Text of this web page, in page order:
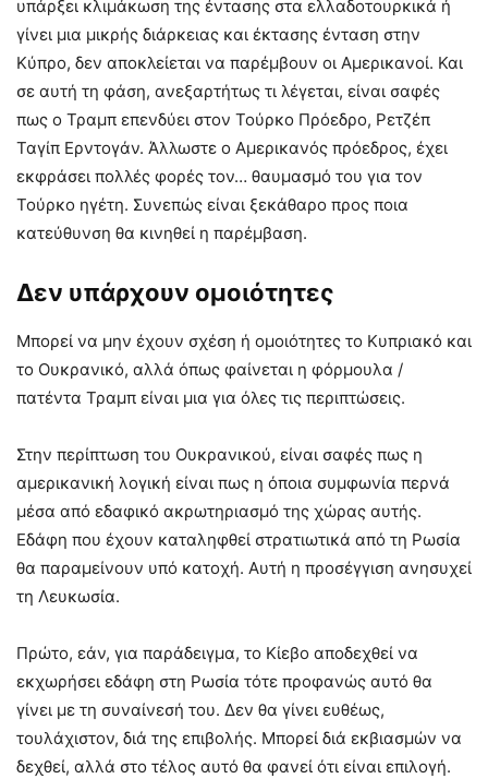
υπάρξει κλιμάκωση της έντασης στα ελλαδοτουρκικά ή
γίνει μια μικρής διάρκειας και έκτασης ένταση στην
Κύπρο, δεν αποκλείεται να παρέμβουν οι Αμερικανοί. Και
σε αυτή τη φάση, ανεξαρτήτως τι λέγεται, είναι σαφές
πως ο Τραμπ επενδύει στον Τούρκο Πρόεδρο, Ρετζέπ
Ταγίπ Ερντογάν. Άλλωστε ο Αμερικανός πρόεδρος, έχει
εκφράσει πολλές φορές τον… θαυμασμό του για τον
Τούρκο ηγέτη. Συνεπώς είναι ξεκάθαρο προς ποια
κατεύθυνση θα κινηθεί η παρέμβαση.
Δεν υπάρχουν ομοιότητες
Μπορεί να μην έχουν σχέση ή ομοιότητες το Κυπριακό και
το Ουκρανικό, αλλά όπως φαίνεται η φόρμουλα /
πατέντα Τραμπ είναι μια για όλες τις περιπτώσεις.
Στην περίπτωση του Ουκρανικού, είναι σαφές πως η
αμερικανική λογική είναι πως η όποια συμφωνία περνά
μέσα από εδαφικό ακρωτηριασμό της χώρας αυτής.
Εδάφη που έχουν καταληφθεί στρατιωτικά από τη Ρωσία
θα παραμείνουν υπό κατοχή. Αυτή η προσέγγιση ανησυχεί
τη Λευκωσία.
Πρώτο, εάν, για παράδειγμα, το Κίεβο αποδεχθεί να
εκχωρήσει εδάφη στη Ρωσία τότε προφανώς αυτό θα
γίνει με τη συναίνεσή του. Δεν θα γίνει ευθέως,
τουλάχιστον, διά της επιβολής. Μπορεί διά εκβιασμών να
δεχθεί, αλλά στο τέλος αυτό θα φανεί ότι είναι επιλογή.